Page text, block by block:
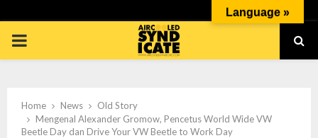
PRIMARY
Home News
Old Story
Mengenal Alexander Gromow, Pencetus World Wide VW
Beetle Day dan Drive Your VW Beetle to Work Day
Language »